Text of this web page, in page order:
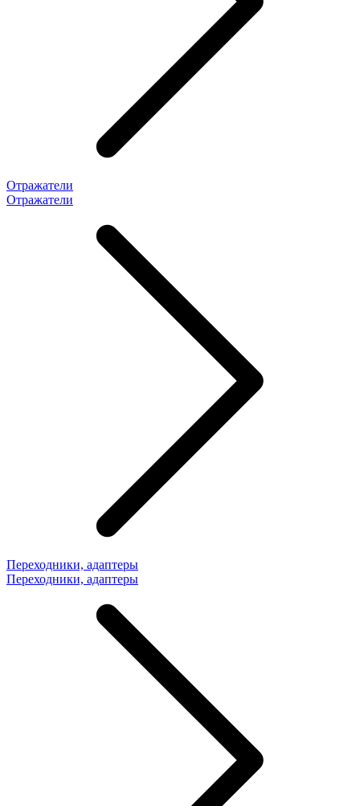
Отражатели
Отражатели
Переходники, адаптеры
Переходники, адаптеры